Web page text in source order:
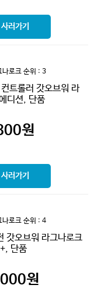
러가기
나로크 순위 : 3
트롤러 갓오브워 라
디션, 단품
원
러가기
나로크 순위 : 4
갓오브워 라그나로크
단품
원